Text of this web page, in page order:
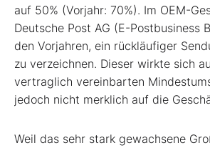
auf 50% (Vorjahr: 70%). Im OEM-
Deutsche Post AG (E-Postbusiness
den Vorjahren, ein rückläufiger
zu verzeichnen. Dieser wirkte sich
vertraglich vereinbarten
jedoch nicht merklich auf die
Weil das sehr stark gewachsene